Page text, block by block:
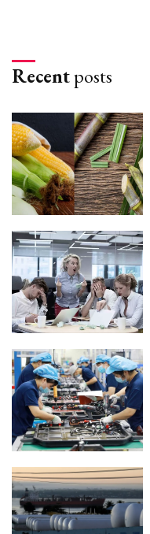
Recentposts